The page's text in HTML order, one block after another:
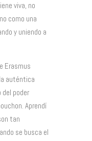
viva, no
como una
y uniendo a
Erasmus
auténtica
poder
Aprendí
tan
se busca el